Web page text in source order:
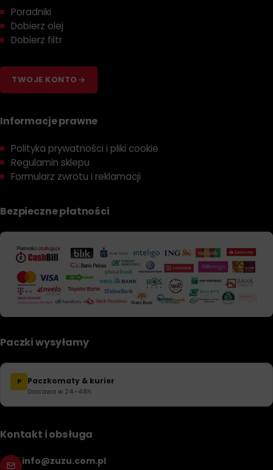
Poradniki
Dobierz olej
Dobierz filtr
TWOJE KONTO
Informacje prawne
Polityka prywatności i pliki cookie
Regulamin sklepu
Formularz zwrotu i reklamacji
Bezpieczne płatności
Paczki wysyłamy
P Paczkomaty & kurier
Dostawa w 24–48h
Kontakt i obsługa
info@zuzu.com.pl